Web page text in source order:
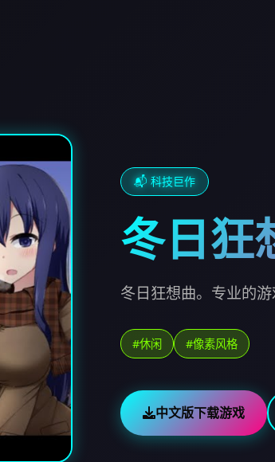
📬 科技巨作
冬日狂
冬日狂想曲。专业的
#休闲 #像素风格
中文版下载游戏